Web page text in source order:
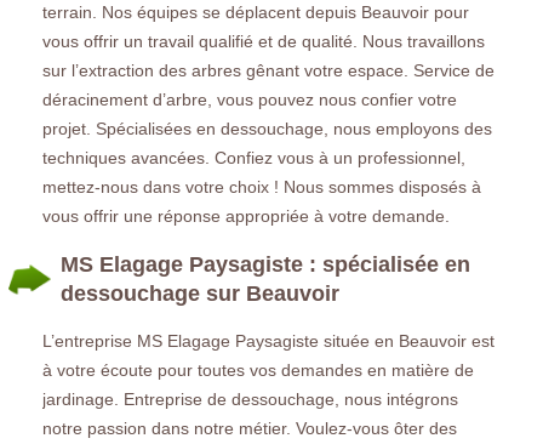
terrain. Nos équipes se déplacent depuis Beauvoir pour
vous offrir un travail qualifié et de qualité. Nous travaillons
sur l’extraction des arbres gênant votre espace. Service de
déracinement d’arbre, vous pouvez nous confier votre
projet. Spécialisées en dessouchage, nous employons des
techniques avancées. Confiez vous à un professionnel,
mettez-nous dans votre choix ! Nous sommes disposés à
vous offrir une réponse appropriée à votre demande.
MS Elagage Paysagiste : spécialisée en
dessouchage sur Beauvoir
L’entreprise MS Elagage Paysagiste située en Beauvoir est
à votre écoute pour toutes vos demandes en matière de
jardinage. Entreprise de dessouchage, nous intégrons
notre passion dans notre métier. Voulez-vous ôter des